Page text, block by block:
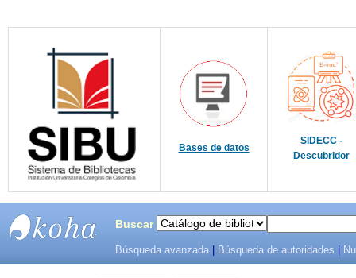
Bases de datos
SIDECC -
Descubridor
Buscar
Búsqueda avanzada Búsqueda de autoridades